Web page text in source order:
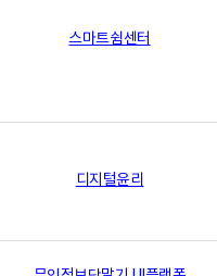
스마트쉼센터
디지털윤리